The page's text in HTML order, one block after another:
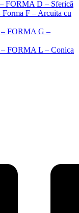
FORMA D – Sferică
F – Arcuita cu
– FORMA G –
FORMA L – Conica